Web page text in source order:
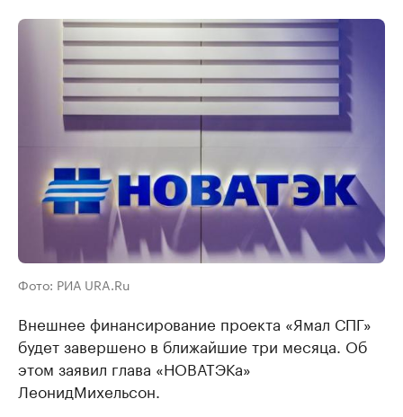
Фото: РИА URA.Ru
Внешнее финансирование проекта «Ямал СПГ»
будет завершено в ближайшие три месяца. Об
этом заявил глава «НОВАТЭКа»
ЛеонидМихельсон